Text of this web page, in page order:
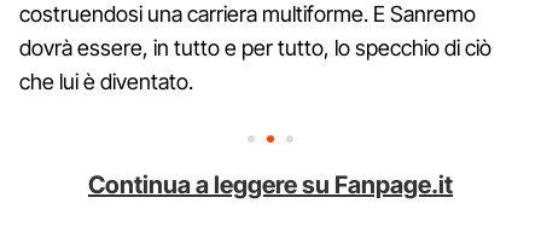
costruendosi una carriera multiforme. E Sanremo
dovrà essere, in tutto e per tutto, lo specchio di ciò
che lui è diventato.
Continua a leggere su Fanpage.it